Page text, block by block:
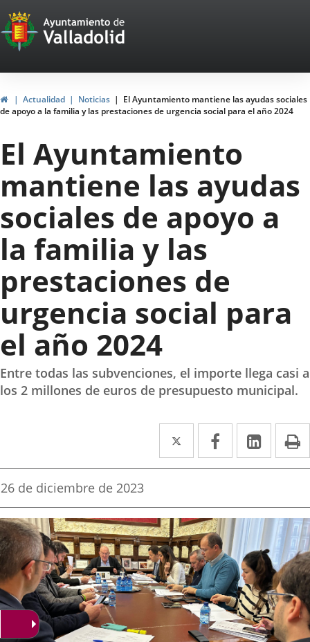
Portal
Web
del
Ayuntamiento
de
Valladolid
HomeActualidad Noticias
El Ayuntamiento mantiene las ayudas sociales
de apoyo a la familia y las prestaciones de urgencia social para el año 2024
El Ayuntamiento
mantiene las ayudas
sociales de apoyo a
la familia y las
prestaciones de
urgencia social para
el año 2024
Entre todas las subvenciones, el importe llega casi a
los 2 millones de euros de presupuesto municipal.
Twitter
Enlace
a
aplicación
externa.
Facebook
Enlace
a
aplicación
externa.
Enlace
a
Fecha
la
noticia
26 de diciembre de 2023